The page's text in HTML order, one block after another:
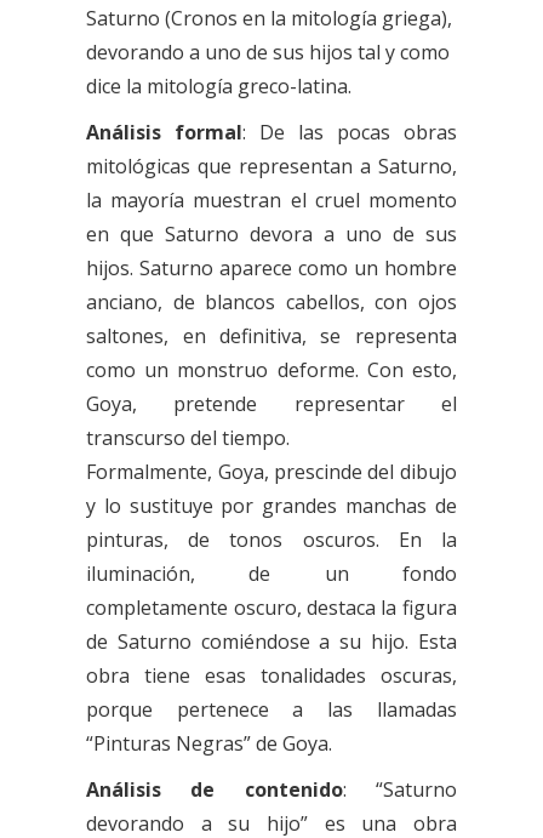
Saturno (Cronos en la mitología griega),
devorando a uno de sus hijos tal y como
dice la mitología greco-latina.
Análisis formal: De las pocas obras
mitológicas que representan a Saturno,
la mayoría muestran el cruel momento
en que Saturno devora a uno de sus
hijos. Saturno aparece como un hombre
anciano, de blancos cabellos, con ojos
saltones, en definitiva, se representa
como un monstruo deforme. Con esto,
Goya, pretende representar el
transcurso del tiempo.
Formalmente, Goya, prescinde del dibujo
y lo sustituye por grandes manchas de
pinturas, de tonos oscuros. En la
iluminación, de un fondo
completamente oscuro, destaca la figura
de Saturno comiéndose a su hijo. Esta
obra tiene esas tonalidades oscuras,
porque pertenece a las llamadas
“Pinturas Negras” de Goya.
Análisis de contenido: “Saturno
devorando a su hijo” es una obra